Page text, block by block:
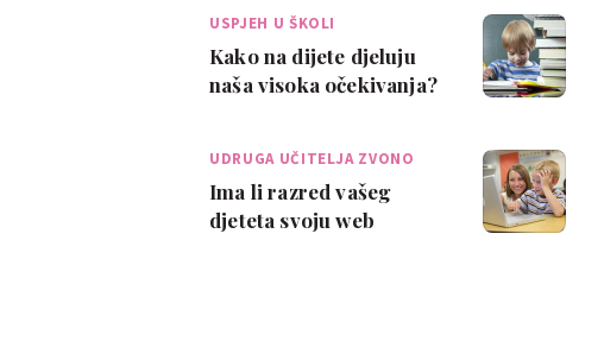
USPJEH U ŠKOLI
Kako na dijete djeluju
naša visoka očekivanja?
UDRUGA UČITELJA ZVONO
Ima li razred vašeg
djeteta svoju web